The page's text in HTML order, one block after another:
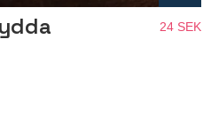
24 SEK